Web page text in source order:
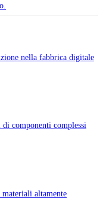
nella fabbrica digitale
componenti complessi
altamente